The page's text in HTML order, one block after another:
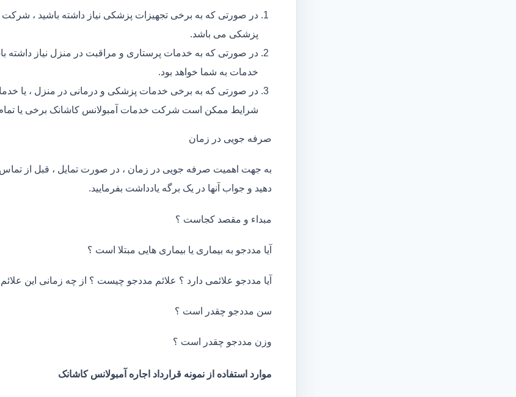
در صورتی که به برخی تجهیزات پزشکی نیاز داشته باشید ، شرکت
پزشکی می باشد.
در صورتی که به خدمات پرستاری و مراقبت در منزل نیاز داشته
خدمات به شما خواهد بود.
در صورتی که به برخی خدمات پزشکی و درمانی در منزل ، یا
شرایط ممکن است شرکت خدمات آمبولانس کاشانک برخی یا تمام
صرفه جویی در زمان
به جهت اهمیت صرفه جویی در زمان ، در صورت تمایل ، قبل از
دهید و جواب آنها در یک برگه یادداشت بفرمایید.
مبداء و مقصد کجاست ؟
آیا مددجو به بیماری یا بیماری هایی مبتلا است ؟
آیا مددجو علائمی دارد ؟ علائم مددجو چیست ؟ از چه زمانی این
سن مددجو چقدر است ؟
وزن مددجو چقدر است ؟
موارد استفاده از نمونه قرارداد اجاره آمبولانس کاشانک